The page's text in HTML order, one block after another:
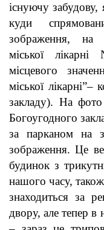
існуючу забудову,
куди
зображення, на
міської
місцевого
міської
закладу). На
Богоугодного
за парканом на
зображення. Це
будинок з
нашого часу,
знаходиться за
двору, але тепер в